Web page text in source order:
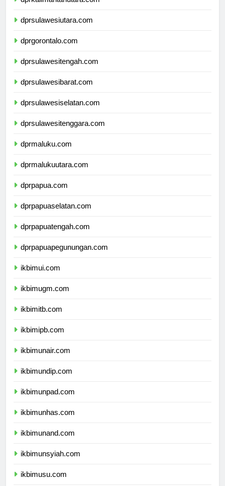
dprsulawesiutara.com
dprgorontalo.com
dprsulawesitengah.com
dprsulawesibarat.com
dprsulawesiselatan.com
dprsulawesitenggara.com
dprmaluku.com
dprmalukuutara.com
dprpapua.com
dprpapuaselatan.com
dprpapuatengah.com
dprpapuapegunungan.com
ikbimui.com
ikbimugm.com
ikbimitb.com
ikbimipb.com
ikbimunair.com
ikbimundip.com
ikbimunpad.com
ikbimunhas.com
ikbimunand.com
ikbimunsyiah.com
ikbimusu.com